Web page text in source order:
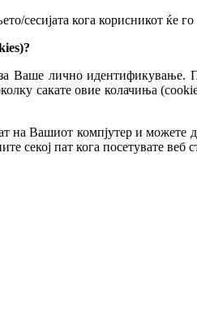
сесијата кога корисникот ќе
Ваше лично
сакате овие колачиња
на Вашиот компјутер и
секој пат кога посетувате